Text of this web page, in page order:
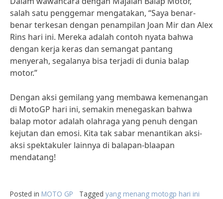
salah satu penggemar mengatakan, “Saya benar-
benar terkesan dengan penampilan Joan Mir dan Alex
Rins hari ini. Mereka adalah contoh nyata bahwa
dengan kerja keras dan semangat pantang
menyerah, segalanya bisa terjadi di dunia balap
motor.”
Dengan aksi gemilang yang membawa kemenangan
di MotoGP hari ini, semakin menegaskan bahwa
balap motor adalah olahraga yang penuh dengan
kejutan dan emosi. Kita tak sabar menantikan aksi-
aksi spektakuler lainnya di balapan-blaapan
mendatang!
Posted in MOTO GP Tagged yang menang motogp hari ini